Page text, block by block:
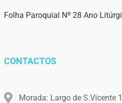
Folha Paroquial Nº 28 Ano
CONTACTOS
Morada: Largo de S.Vicente